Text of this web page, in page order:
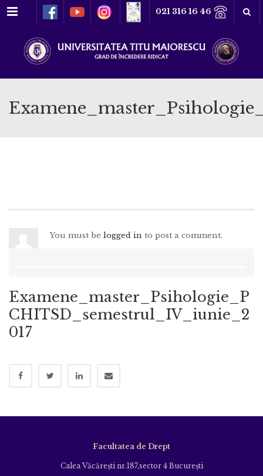
Meniu 021 316 16 46
You must be logged in to post a comment.
Examene_master_Psihologie_P
CHITSD_semestrul_IV_iunie_2
017
Facultatea de Drept
Calea Văcăreşti nr.187,sector 4 Bucureşti